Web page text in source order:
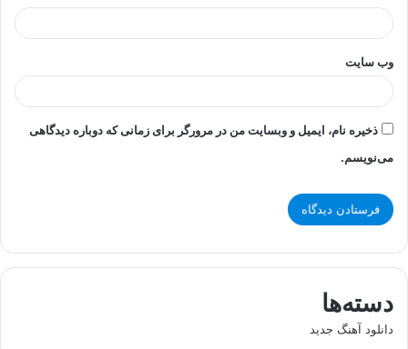
وب‌ سایت
ذخیره نام، ایمیل و وبسایت من در مرورگر برای زمانی که دوباره دیدگاهی
می‌نویسم.
دسته‌ها
دانلود آهنگ جدید